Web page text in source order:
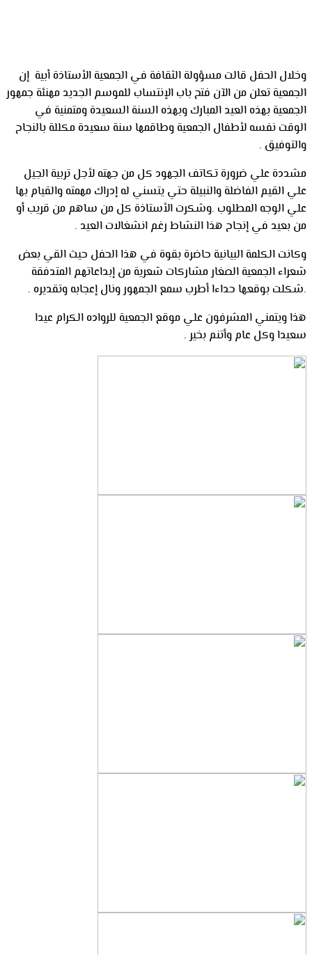
وخلال الحفل قالت مسؤولة الثقافة في الجمعية الأستاذة أبية إن
الجمعية تعلن من الآن فتح باب الإنتساب للموسم الجديد مهنئة جمهور
الجمعية بهذه العيد المبارك وبهذه السنة السعيدة ومتمنية في
الوقت نفسه لأطفال الجمعية وطاقمها سنة سعيدة مكللة بالنجاح
والتوفيق .
مشددة علي ضرورة تكاتف الجهود كل من جهته لأجل تربية الجيل
علي القيم الفاضلة والنبيلة حتي يتسني له إدراك مهمته والقيام بها
علي الوجه المطلوب .وشكرت الأستاذة كل من ساهم من قريب أو
من بعيد في إنجاح هذا النشاط رغم انشغالات العيد .
وكانت الكلمة البيانية حاضرة بقوة في هذا الحفل حيث القي بعض
شعراء الجمعية الصغار مشاركات شعرية من إبداعاتهم المتدفقة
.شكلت بوقعها حداءا أطرب سمع الجمهور ونال إعجابه وتقديره .
هذا ويتمني المشرفون علي موقع الجمعية للرواده الكرام عيدا
سعيدا وكل عام وأتنم بخير .